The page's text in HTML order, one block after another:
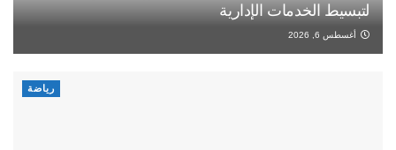
لتبسيط الخدمات الإدارية
أغسطس 6, 2026
رياضة